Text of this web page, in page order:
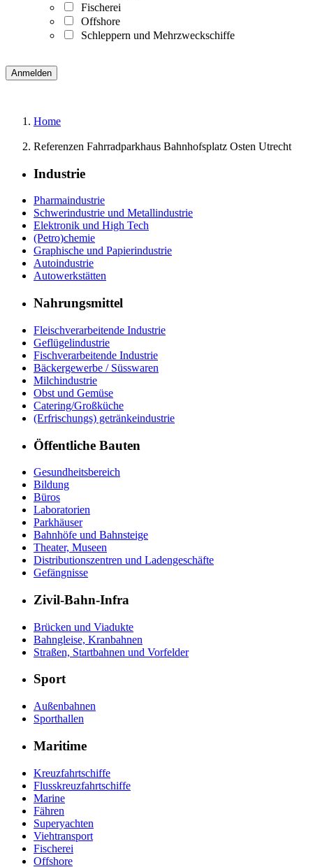
Fischerei
Offshore
Schleppern und Mehrzweckschiffe
Home
Referenzen Fahrradparkhaus Bahnhofsplatz Osten Utrecht
Industrie
Pharmaindustrie
Schwerindustrie und Metallindustrie
Elektronik und High Tech
(Petro)chemie
Graphische und Papierindustrie
Autoindustrie
Autowerkstätten
Nahrungsmittel
Fleischverarbeitende Industrie
Geflügelindustrie
Fischverarbeitende Industrie
Bäckergewerbe / Süsswaren
Milchindustrie
Obst und Gemüse
Catering/Großküche
(Erfrischungs) getränkeindustrie
Öffentliche Bauten
Gesundheitsbereich
Bildung
Büros
Laboratorien
Parkhäuser
Bahnhöfe und Bahnsteige
Theater, Museen
Distributionszentren und Ladengeschäfte
Gefängnisse
Zivil-Bahn-Infra
Brücken und Viadukte
Bahngleise, Kranbahnen
Straßen, Startbahnen und Vorfelder
Sport
Außenbahnen
Sporthallen
Maritime
Kreuzfahrtschiffe
Flusskreuzfahrtschiffe
Marine
Fähren
Superyachten
Viehtransport
Fischerei
Offshore